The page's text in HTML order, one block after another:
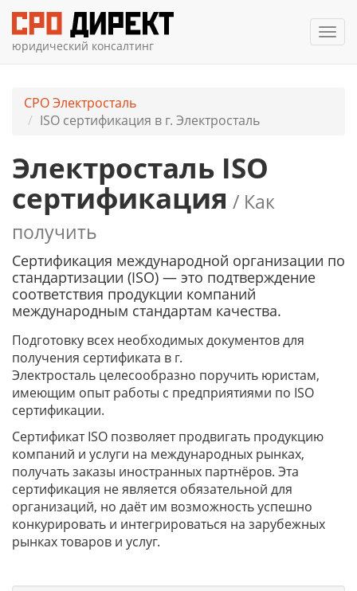
юридический консалтинг
СРО Электросталь
ISO сертификация в г. Электросталь
Электросталь ISO
сертификация / Как
получить
Сертификация международной организации по
стандартизации (ISO) — это подтверждение
соответствия продукции компаний
международным стандартам качества.
Подготовку всех необходимых документов для
получения сертификата в г.
Электросталь целесообразно поручить юристам,
имеющим опыт работы с предприятиями по ISO
сертификации.
Сертификат ISO позволяет продвигать продукцию
компаний и услуги на международных рынках,
получать заказы иностранных партнёров. Эта
сертификация не является обязательной для
организаций, но даёт им возможность успешно
конкурировать и интегрироваться на зарубежных
рынках товаров и услуг.